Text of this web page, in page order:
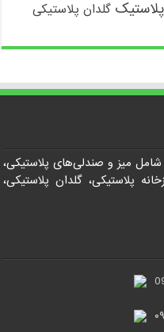
گلدان پلاستیکی
میز و صندلی‌های پلاستیکی،
پلاستیکی، گلدان پلاستیکی،